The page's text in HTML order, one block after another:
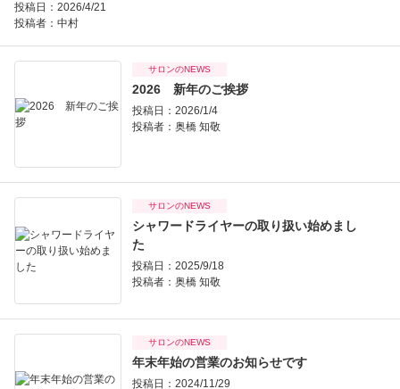
投稿日：2026/4/21
投稿者： 中村
サロンのNEWS
2026 新年のご挨拶
投稿日：2026/1/4
投稿者： 奥橋 知敬
サロンのNEWS
シャワードライヤーの取り扱い始めまし
た
投稿日：2025/9/18
投稿者： 奥橋 知敬
サロンのNEWS
年末年始の営業のお知らせです
投稿日：2024/11/29